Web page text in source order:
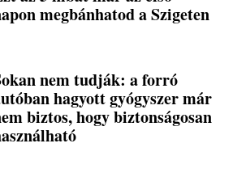
megbánhatod a Szigeten
nem tudják: a forró
hagyott gyógyszer már
biztos, hogy biztonságosan